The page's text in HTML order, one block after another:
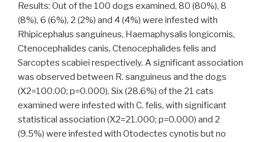
Results: Out of the 100 dogs examined, 80 (80%), 8
(8%), 6 (6%), 2 (2%) and 4 (4%) were infested with
Rhipicephalus sanguineus, Haemaphysalis longicornis,
Ctenocephalides canis, Ctenocephalides felis and
Sarcoptes scabiei respectively. A significant association
was observed between R. sanguineus and the dogs
(X2=100.00; p=0.000). Six (28.6%) of the 21 cats
examined were infested with C. felis, with significant
statistical association (X2=21.000; p=0.000) and 2
(9.5%) were infested with Otodectes cynotis but no